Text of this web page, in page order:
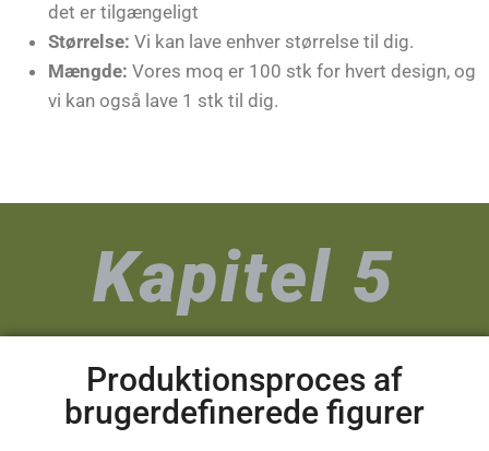
det er tilgængeligt
Størrelse: Vi kan lave enhver størrelse til dig.
Mængde: Vores moq er 100 stk for hvert design, og
vi kan også lave 1 stk til dig.
Kapitel 5
Produktionsproces af
brugerdefinerede figurer